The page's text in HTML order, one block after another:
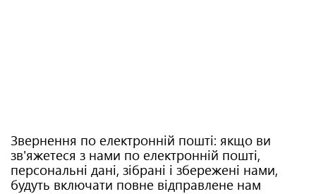
Звернення по електронній пошті: якщо ви
зв'яжетеся з нами по електронній пошті,
персональні дані, зібрані і збережені нами,
будуть включати повне відправлене нам